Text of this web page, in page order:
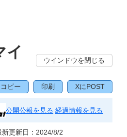
イ
ウインドウを閉じる
ピー 印刷 XにPOST
公開公報を見る 経過情報を見る
新更新日： 2024/8/2